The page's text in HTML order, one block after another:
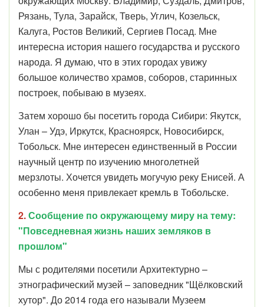
Рязань, Тула, Зарайск, Тверь, Углич, Козельск,
Калуга, Ростов Великий, Сергиев Посад. Мне
интересна история нашего государства и русского
народа. Я думаю, что в этих городах увижу
большое количество храмов, соборов, старинных
построек, побываю в музеях.
Затем хорошо бы посетить города Сибири: Якутск,
Улан – Удэ, Иркутск, Красноярск, Новосибирск,
Тобольск. Мне интересен единственный в России
научный центр по изучению многолетней
мерзлоты. Хочется увидеть могучую реку Енисей. А
особенно меня привлекает кремль в Тобольске.
2.Сообщение по окружающему миру на тему:
"Повседневная жизнь наших земляков в
прошлом"
Мы с родителями посетили Архитектурно –
этнографический музей – заповедник "Щёлковский
хутор". До 2014 года его называли Музеем